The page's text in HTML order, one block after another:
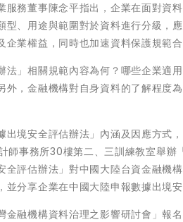
服務董事陳念平指出，企業在面對資
型、用途與範圍對於資料進行分級，
業權益，同時也加速資料保護規範合
法」相關規範內容為何？哪些企業適
外，金融機構對自身資料的了解程度
出境安全評估辦法」內涵及因應方式
師事務所30樓第二、三訓練教室舉
全評估辦法」對中國大陸台資金融機
分享企業在中國大陸申報數據出境安
金融機構資料治理之影響研討會」報名